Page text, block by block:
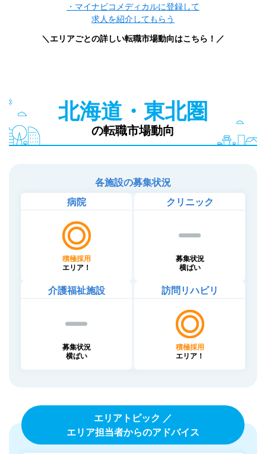
・マイナビコメディカルに登録して
求人を紹介してもらう
＼エリアごとの詳しい転職市場動向はこちら！／
北海道・東北圏
の転職市場動向
各施設の募集状況
病院
積極採用
エリア！
クリニック
募集状況
横ばい
介護福祉施設
募集状況
横ばい
訪問リハビリ
積極採用
エリア！
エリアトピック ／
エリア担当者からのアドバイス